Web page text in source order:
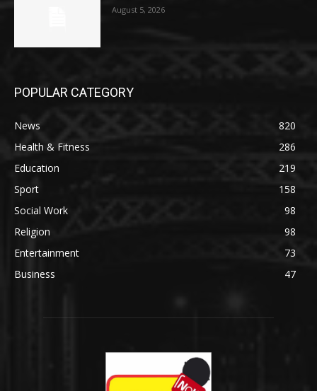
August 5, 2026
POPULAR CATEGORY
News
820
Health & Fitness
286
Education
219
Sport
158
Social Work
98
Religion
98
Entertainment
73
Business
47